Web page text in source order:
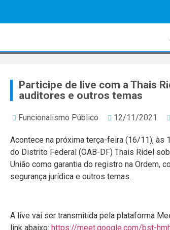
Participe de live com a Thais
auditores e outros temas
Funcionalismo Público 12/11/2021
Acontece na próxima terça-feira (16/11), às
do Distrito Federal (OAB-DF) Thais Ridel
União como garantia do registro na Ordem,
segurança jurídica e outros temas.
A live vai ser transmitida pela plataforma
link abaixo: https://meet.google.com/bst-